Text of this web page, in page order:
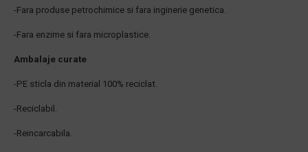
-Fara produse petrochimice si fara inginerie genetica.
-Fara enzime si fara microplastice.
Ambalaje curate
-PE sticla din material 100% reciclat.
-Reciclabil.
-Reincarcabila.